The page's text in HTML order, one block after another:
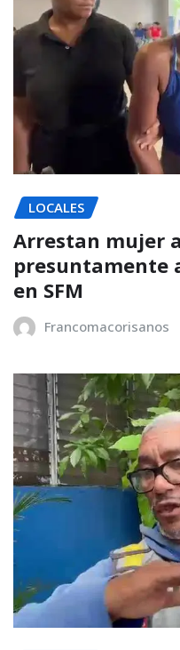
LOCALES
Arrestan mujer
presuntamente
en SFM
Francomacorisanos